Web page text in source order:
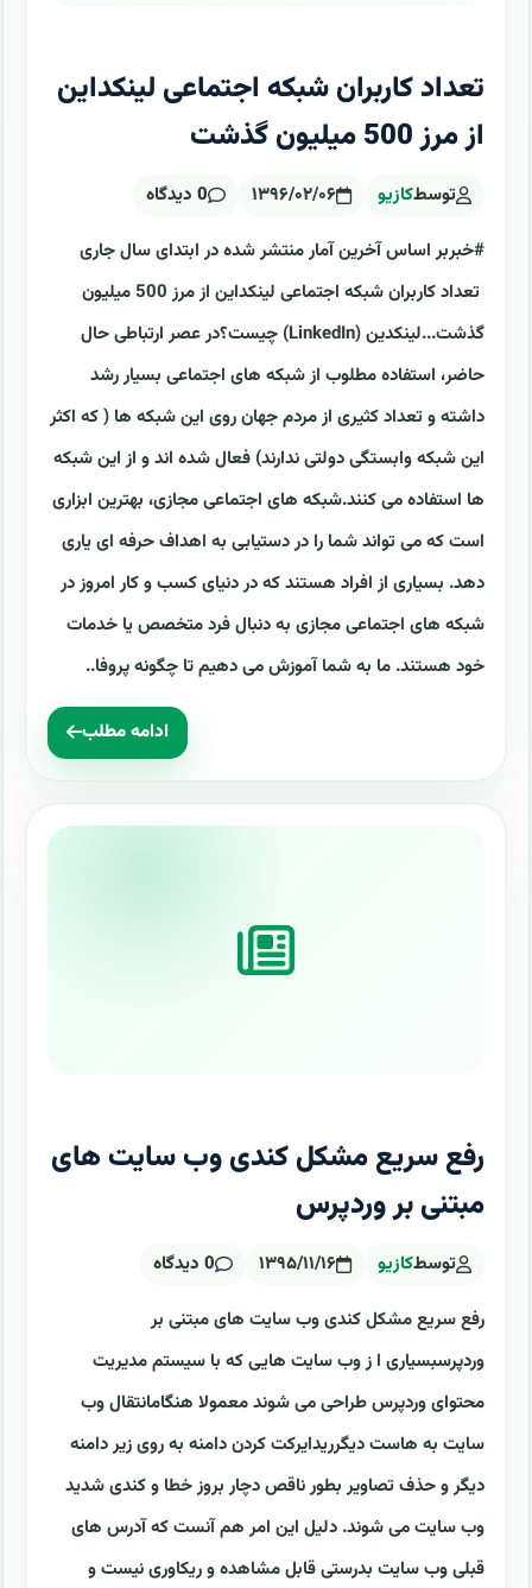
تعداد کاربران شبکه اجتماعی لینکداین
از مرز 500 میلیون گذشت
توسطکازیو ۱۳۹۶/۰۲/۰۶ 0 دیدگاه
#خبربر اساس آخرین آمار منتشر شده در ابتدای سال جاری
تعداد کاربران شبکه اجتماعی لینکداین از مرز 500 میلیون
گذشت...لینکدین (LinkedIn) چیست؟در عصر ارتباطی حال
حاضر، استفاده مطلوب از شبکه های اجتماعی بسیار رشد
داشته و تعداد کثیری از مردم جهان روی این شبکه ها ( که اکثر
این شبکه وابستگی دولتی ندارند) فعال شده اند و از این شبکه
ها استفاده می کنند.شبکه های اجتماعی مجازی، بهترین ابزاری
است که می تواند شما را در دستیابی به اهداف حرفه ای یاری
دهد. بسیاری از افراد هستند که در دنیای کسب و کار امروز در
شبکه های اجتماعی مجازی به دنبال فرد متخصص یا خدمات
خود هستند. ما به شما آموزش می دهیم تا چگونه پروفا..
ادامه مطلب
رفع سریع مشکل کندی وب سایت های
مبتنی بر وردپرس
توسطکازیو ۱۳۹۵/۱۱/۱۶ 0 دیدگاه
رفع سریع مشکل کندی وب سایت های مبتنی بر
وردپرسبسیاری ا ز وب سایت هایی که با سیستم مدیریت
محتوای وردپرس طراحی می شوند معمولا هنگامانتقال وب
سایت به هاست دیگرریدایرکت کردن دامنه به روی زیر دامنه
دیگر و حذف تصاویر بطور ناقص دچار بروز خطا و کندی شدید
وب سایت می شوند. دلیل این امر هم آنست که آدرس های
قبلی وب سایت بدرستی قابل مشاهده و ریکاوری نیست و